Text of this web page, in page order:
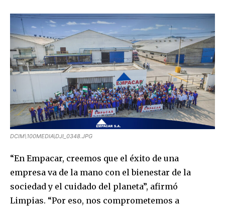
I've read and accept thePrivacy Policy
DCIM\100MEDIA\DJI_0348.JPG
“En Empacar, creemos que el éxito de una
empresa va de la mano con el bienestar de la
sociedad y el cuidado del planeta”, afirmó
Limpias. “Por eso, nos comprometemos a